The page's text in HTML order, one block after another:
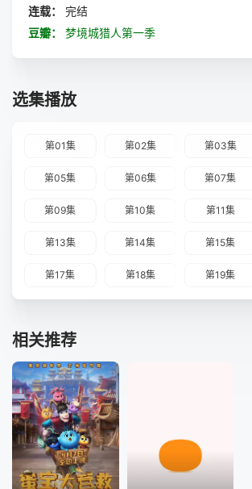
连载：
完结
豆瓣：
梦境城猎人第一季
选集播放
第01集 第02集 第03集
第05集 第06集 第07集
第09集 第10集 第11集
第13集 第14集 第15集
第17集 第18集 第19集
相关推荐